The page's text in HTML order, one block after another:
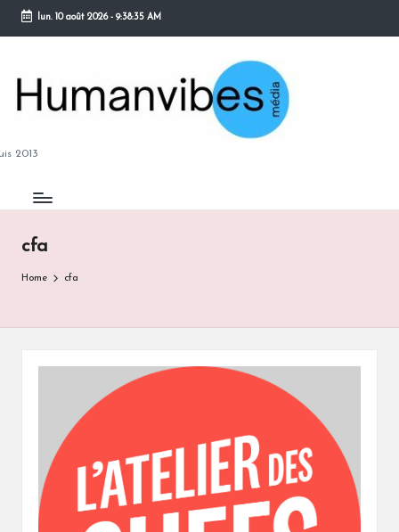
Skip
content
lun. 10 août 2026- 9:38:35 AM
2013
cfa
Home cfa